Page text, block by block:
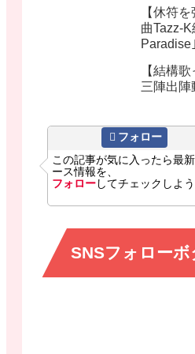
【休符
曲Tazz-
【結構
三陣出陣
フォロー
この記事が気に入ったら最
ース情報を、
フォローしてチェックしよう
SNSフォローボ